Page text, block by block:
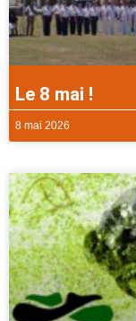
Le 8 mai !
8 mai 2026